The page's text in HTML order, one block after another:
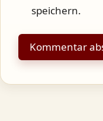
speichern.